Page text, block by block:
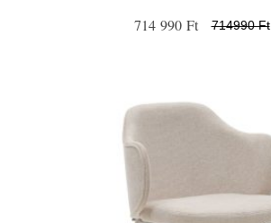
714 990 Ft 714990 Ft